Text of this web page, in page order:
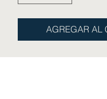
AGREGAR AL